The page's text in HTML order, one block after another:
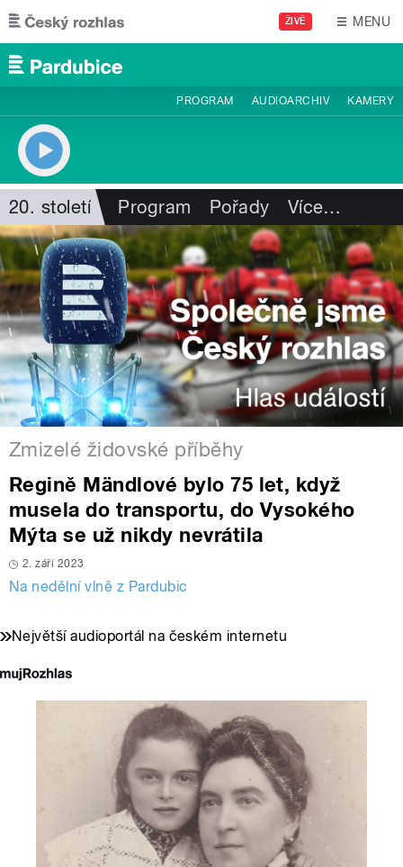
Přejít k hlavnímu obsahu
ŽIVĚ MENU
PROGRAM AUDIOARCHIV KAMERY
20. století Program Pořady Více…
Zmizelé židovské příběhy
Regině Mändlové bylo 75 let, když
musela do transportu, do Vysokého
Mýta se už nikdy nevrátila
2. září 2023
Na nedělní vlně z Pardubic
Největší audioportál na českém internetu